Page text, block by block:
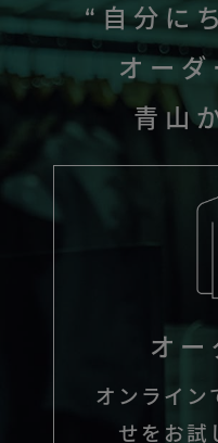
“自分に
オー
青山
オ
オンライン
せをお試